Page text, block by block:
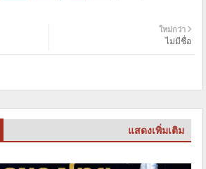
ใหม่กว่า
ไม่มีชื่อ
แสดงเพิ่มเติม